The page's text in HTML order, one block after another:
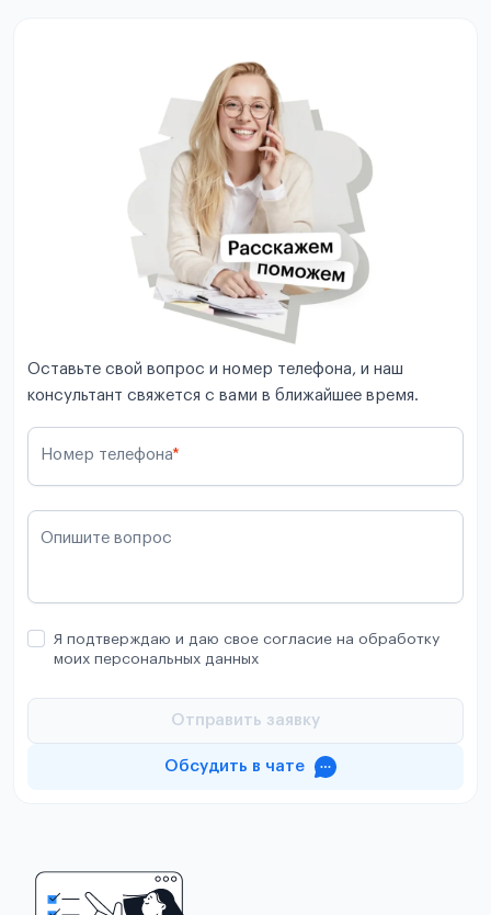
Оставьте свой вопрос и номер телефона, и наш
консультант свяжется с вами в ближайшее время.
Номер телефона*
Опишите вопрос
Я подтверждаю и даю свое согласие на обработку
моих персональных данных
Отправить заявку
Обсудить в чате